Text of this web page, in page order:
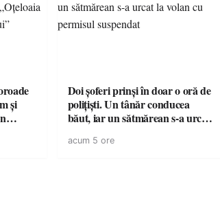
și
Doi șoferi prinși în doar o oră de
polițiști. Un tânăr conducea
băut, iar un sătmărean s-a urcat
acum 5 ore